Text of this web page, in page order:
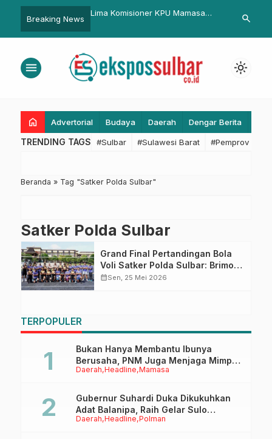
Breaking News
Dorong
Dini
Lima Komisioner KPU Mamasa
Rencana
Tekankan
search
menu light_mode
home Advertorial Budaya Daerah Dengar Berita
TRENDING TAGS #Sulbar #Sulawesi Barat #Pemprov
Beranda » Tag "Satker Polda Sulbar"
Satker Polda Sulbar
Grand Final Pertandingan Bola
Voli Satker Polda Sulbar: Brimob
dan Polres Mateng Beradu
calendar_monthSen, 25 Mei 2026
TERPOPULER
Daerah Headline Mamasa
Bukan Hanya Membantu Ibunya
Berusaha, PNM Juga Menjaga Mimpi
Anaknya Untuk Menggapai Cita-Cita
Daerah Headline Polman
Gubernur Suhardi Duka Dikukuhkan
Adat Balanipa, Raih Gelar Sulo
Tappidena